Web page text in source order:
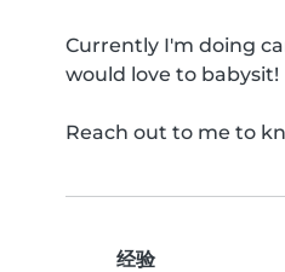
Currently I'm doing
would love to babysit!
Reach out to me to
经验